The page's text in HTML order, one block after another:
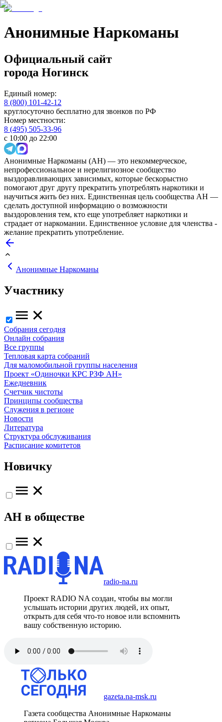
Анонимные Наркоманы
Официальный сайт
города Ногинск
Единый номер:
8 (800) 101-42-12
круглосуточно бесплатно для звонков по РФ
Номер местности:
8 (495) 505-33-96
с 10:00 до 22:00
Анонимные Наркоманы (АН) — это некоммерческое,
непрофессиональное и нерелигиозное сообщество
выздоравливающих зависимых, которые бескорыстно
помогают друг другу прекратить употреблять наркотики и
научиться жить без них. Единственная цель сообщества АН —
сделать доступной информацию о возможности
выздоровления тем, кто еще употребляет наркотики и
страдает от наркомании. Единственное условие для членства -
желание прекратить употребление.
Анонимные Наркоманы
Участнику
Собрания сегодня
Онлайн собрания
Все группы
Тепловая карта собраний
Для маломобильной группы населения
Проект «Одиночки КРС РЗФ АН»
Ежедневник
Счетчик чистоты
Принципы сообщества
Служения в регионе
Новости
Литература
Структура обслуживания
Расписание комитетов
Новичку
АН в обществе
radio-na.ru
Проект RADIO NA создан, чтобы вы могли
услышать истории других людей, их опыт,
открыть для себя что-то новое или вспомнить
вашу собственную историю.
gazeta.na-msk.ru
Газета сообщества Анонимные Наркоманы